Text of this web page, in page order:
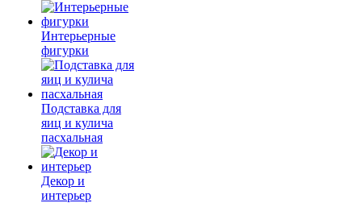
Интерьерные
фигурки
Подставка для
яиц и кулича
пасхальная
Декор и
интерьер